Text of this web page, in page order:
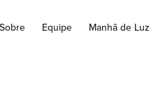
Sobre Equipe Manhã de Luz